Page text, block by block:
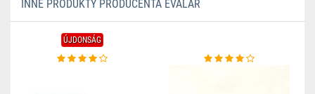
INNE PRODUKTY PRODUCENTA EVALAR
ÚJDONSÁG